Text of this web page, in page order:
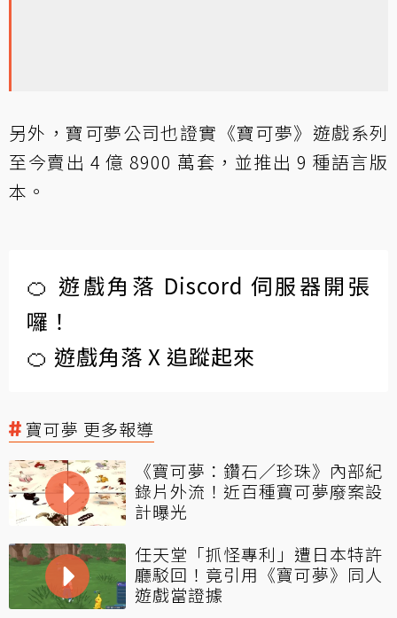
另外，寶可夢公司也證實《寶可夢》遊戲系列
至今賣出 4 億 8900 萬套，並推出 9 種語言版
本。
🍊 遊戲角落 Discord 伺服器開張
囉！
🍊 遊戲角落 X 追蹤起來
寶可夢 更多報導
《寶可夢：鑽石／珍珠》內部紀
錄片外流！近百種寶可夢廢案設
計曝光
任天堂「抓怪專利」遭日本特許
廳駁回！竟引用《寶可夢》同人
遊戲當證據